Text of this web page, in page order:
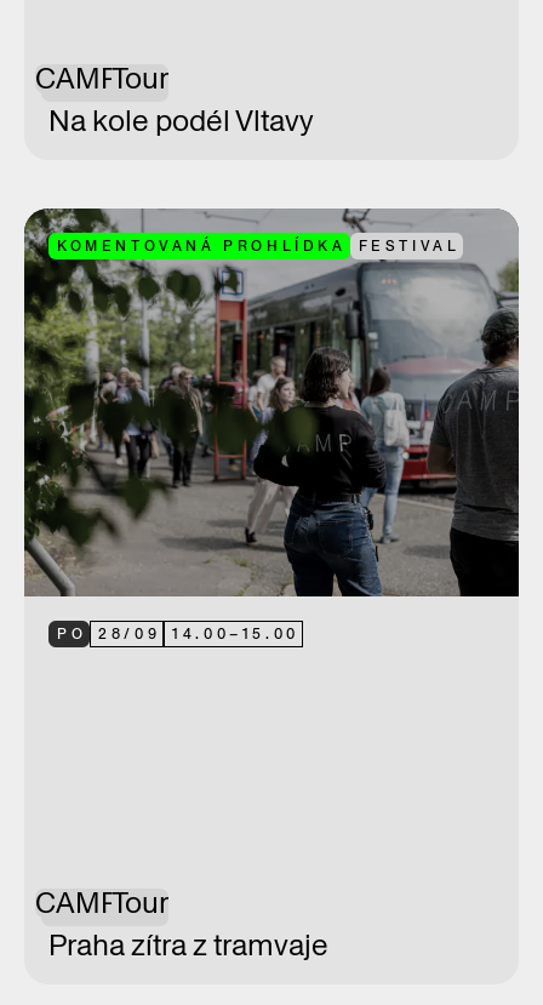
CAMPTour
Na kole podél Vltavy
KOMENTOVANÁ PROHLÍDKA FESTIVAL
PO 28/09 14.00– 15.00
CAMPTour
Praha zítra z tramvaje